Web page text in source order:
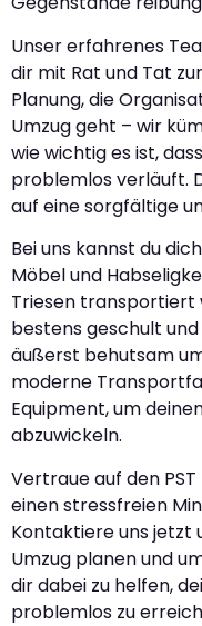
Unser erfahrenes
dir mit Rat und Tat
Planung, die
Umzug geht – wir
wie wichtig es ist,
problemlos verläuft.
auf eine sorgfältige
Bei uns kannst du
Möbel und
Triesen transportiert
bestens geschult
äußerst behutsam
moderne
Equipment, um
abzuwickeln.
Vertraue auf den
einen stressfreien
Kontaktiere uns jetzt
Umzug planen und
dir dabei zu helfen,
problemlos zu